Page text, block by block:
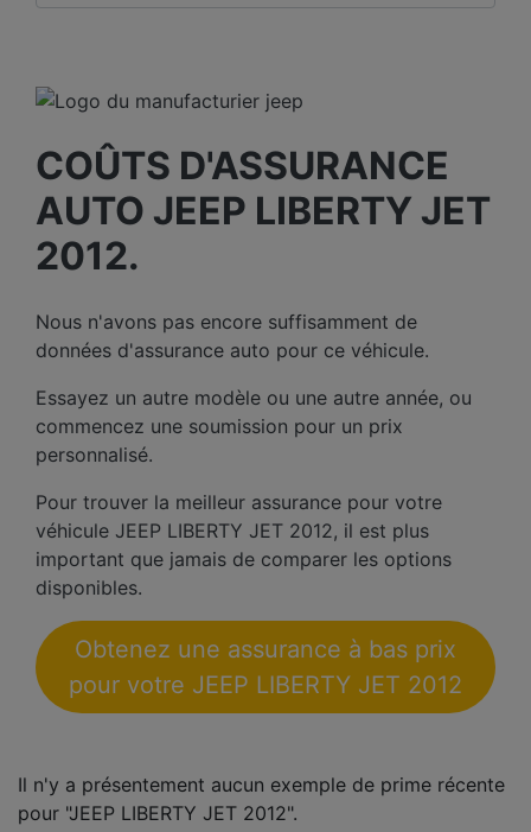
COÛTS D'ASSURANCE
AUTO JEEP LIBERTY JET
2012.
Nous n'avons pas encore suffisamment de
données d'assurance auto pour ce véhicule.
Essayez un autre modèle ou une autre année, ou
commencez une soumission pour un prix
personnalisé.
Pour trouver la meilleur assurance pour votre
véhicule JEEP LIBERTY JET 2012, il est plus
important que jamais de comparer les options
disponibles.
Obtenez une assurance à bas prix
pour votre JEEP LIBERTY JET 2012
Il n'y a présentement aucun exemple de prime récente
pour "JEEP LIBERTY JET 2012".